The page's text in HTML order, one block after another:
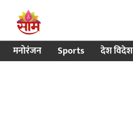
मनोरंजन Sports देश विदेश